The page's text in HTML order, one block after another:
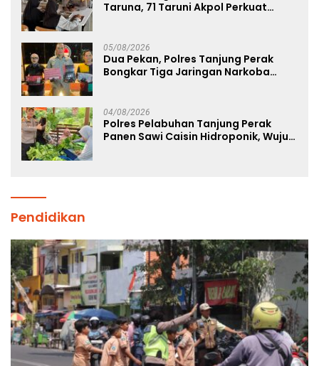
Taruna, 71 Taruni Akpol Perkuat
05/08/2026
Dua Pekan, Polres Tanjung Perak
Bongkar Tiga Jaringan Narkoba
04/08/2026
Polres Pelabuhan Tanjung Perak
Panen Sawi Caisin Hidroponik, Wujud
Pendidikan